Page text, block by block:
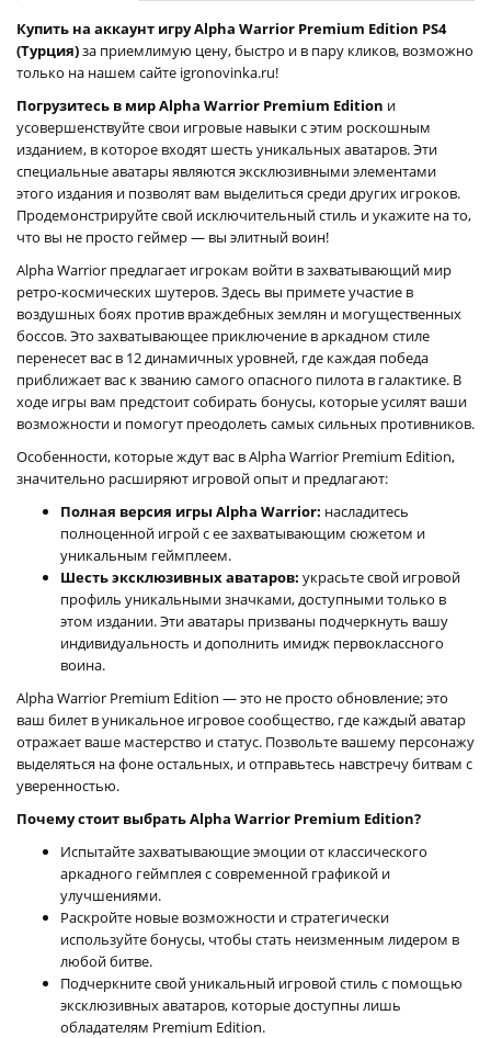
Купить на аккаунт игру Alpha Warrior Premium Edition PS4
(Турция)за приемлимую цену, быстро и в пару кликов, возможно
только на нашем сайте igronovinka.ru!
Погрузитесь в мир Alpha Warrior Premium Edition и
усовершенствуйте свои игровые навыки с этим роскошным
изданием, в которое входят шесть уникальных аватаров. Эти
специальные аватары являются эксклюзивными элементами
этого издания и позволят вам выделиться среди других игроков.
Продемонстрируйте свой исключительный стиль и укажите на то,
что вы не просто геймер — вы элитный воин!
Alpha Warrior предлагает игрокам войти в захватывающий мир
ретро-космических шутеров. Здесь вы примете участие в
воздушных боях против враждебных землян и могущественных
боссов. Это захватывающее приключение в аркадном стиле
перенесет вас в 12 динамичных уровней, где каждая победа
приближает вас к званию самого опасного пилота в галактике. В
ходе игры вам предстоит собирать бонусы, которые усилят ваши
возможности и помогут преодолеть самых сильных противников.
Особенности, которые ждут вас в Alpha Warrior Premium Edition,
значительно расширяют игровой опыт и предлагают:
Полная версия игры Alpha Warrior: насладитесь
полноценной игрой с ее захватывающим сюжетом и
уникальным геймплеем.
Шесть эксклюзивных аватаров: украсьте свой игровой
профиль уникальными значками, доступными только в
этом издании. Эти аватары призваны подчеркнуть вашу
индивидуальность и дополнить имидж первоклассного
воина.
Alpha Warrior Premium Edition — это не просто обновление; это
ваш билет в уникальное игровое сообщество, где каждый аватар
отражает ваше мастерство и статус. Позвольте вашему персонажу
выделяться на фоне остальных, и отправьтесь навстречу битвам с
уверенностью.
Почему стоит выбрать Alpha Warrior Premium Edition?
Испытайте захватывающие эмоции от классического
аркадного геймплея с современной графикой и
улучшениями.
Раскройте новые возможности и стратегически
используйте бонусы, чтобы стать неизменным лидером в
любой битве.
Подчеркните свой уникальный игровой стиль с помощью
эксклюзивных аватаров, которые доступны лишь
обладателям Premium Edition.